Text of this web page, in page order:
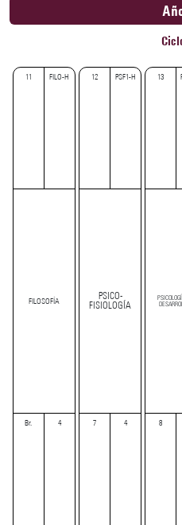
11 FILO-H
FILOSOFÍA
Br. 4
12 PSF1-H
PSICO-
FISIOLOGÍA
7 4
13
8